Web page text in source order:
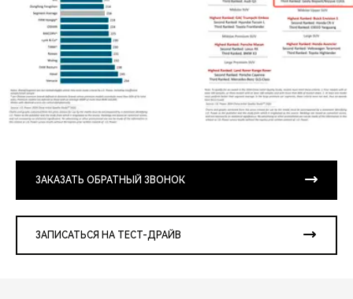
ЗАКАЗАТЬ ОБРАТНЫЙ ЗВОНОК
ЗАПИСАТЬСЯ НА ТЕСТ-ДРАЙВ